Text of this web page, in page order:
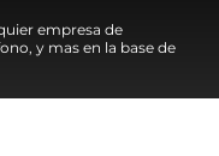
empresa de
y mas en la base de